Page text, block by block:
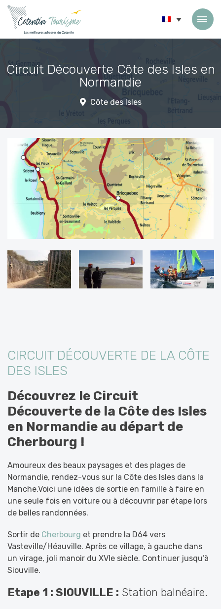
Circuit Découverte Côte des Isles en
Normandie
Côte des Isles
CIRCUIT DÉCOUVERTE DE LA CÔTE
DES ISLES
Découvrez le Circuit
Découverte de la Côte des Isles
en Normandie au départ de
Cherbourg !
Amoureux des beaux paysages et des plages de
Normandie, rendez-vous sur la Côte des Isles dans la
Manche.Voici une idées de sortie en famille à faire en
une seule fois en voiture ou à découvrir par étape lors
de belles randonnées.
Sortir de Cherbourg et prendre la D64 vers
Vasteville/Héauville. Après ce village, à gauche dans
un virage, joli manoir du XVIe siècle. Continuer jusqu’à
Siouville.
Etape 1 : SIOUVILLE : Station balnéaire.